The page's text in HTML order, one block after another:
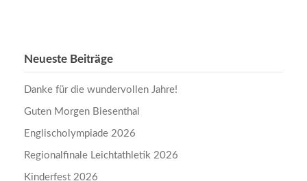
Neueste Beiträge
Danke für die wundervollen Jahre!
Guten Morgen Biesenthal
Englischolympiade 2026
Regionalfinale Leichtathletik 2026
Kinderfest 2026